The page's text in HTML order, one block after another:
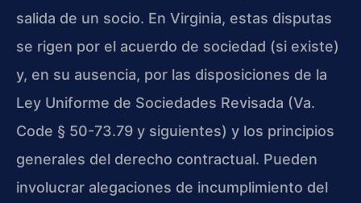
salida de un socio. En Virginia, estas disputas
se rigen por el acuerdo de sociedad (si existe)
y, en su ausencia, por las disposiciones de la
Ley Uniforme de Sociedades Revisada (Va.
Code § 50-73.79 y siguientes) y los principios
generales del derecho contractual. Pueden
involucrar alegaciones de incumplimiento del